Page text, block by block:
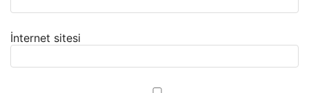
İnternet sitesi